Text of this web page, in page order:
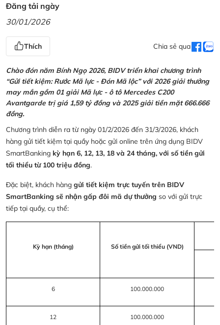
Đăng tải ngày
30/01/2026
Thích Chia sẻ qua
Chào đón năm Bính Ngọ 2026, BIDV triển khai chương trình
“Gửi tiết kiệm: Rước Mã lực - Đón Mã lộc” với 2026 giải thưởng
may mắn gồm 01 giải Mã lực - ô tô Mercedes C200
Avantgarde trị giá 1,59 tỷ đồng và 2025 giải tiền mặt 666.666
đồng.
Chương trình diễn ra từ ngày 01/2/2026 đến 31/3/2026, khách
hàng gửi tiết kiệm tại quầy hoặc gửi online trên ứng dụng BIDV
SmartBanking kỳ hạn 6, 12, 13, 18 và 24 tháng, với số tiền gửi
tối thiểu từ 100 triệu đồng.
Đặc biệt, khách hàng gửi tiết kiệm trực tuyến trên BIDV
SmartBanking sẽ nhận gấp đôi mã dự thưởng so với gửi trực
tiếp tại quầy, cụ thể:
Kỳ hạn (tháng) Số tiền gửi tối thiểu (VND)
6 100.000.000
12 100.000.000